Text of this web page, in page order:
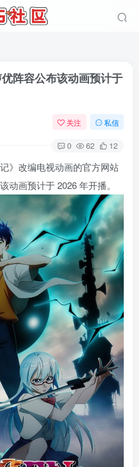
阵容公布该动画预计于
关注 私信
0 62 12
》改编电视动画的官方网站
动画预计于 2026 年开播。